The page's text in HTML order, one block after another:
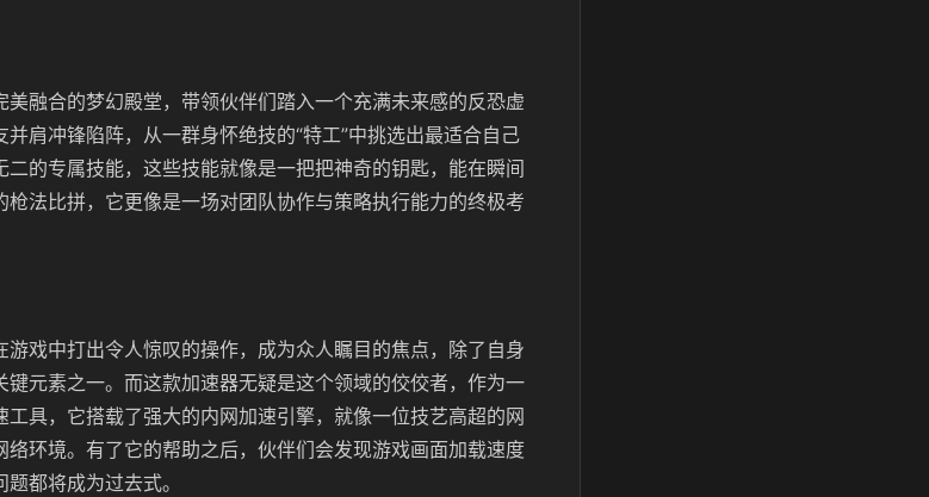
融合的梦幻殿堂，带领伙伴们踏入一个充满未来感的反恐虚
肩冲锋陷阵，从一群身怀绝技的“特工”中挑选出最适合自己
的专属技能，这些技能就像是一把把神奇的钥匙，能在瞬间
法比拼，它更像是一场对团队协作与策略执行能力的终极考
戏中打出令人惊叹的操作，成为众人瞩目的焦点，除了自身
元素之一。而这款加速器无疑是这个领域的佼佼者，作为一
具，它搭载了强大的内网加速引擎，就像一位技艺高超的网
环境。有了它的帮助之后，伙伴们会发现游戏画面加载速度
都将成为过去式。